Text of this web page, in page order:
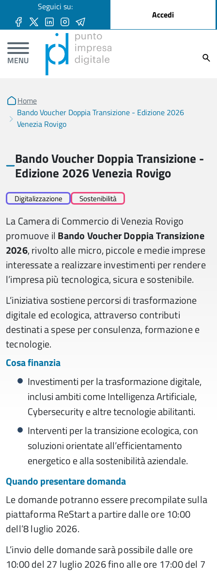
Seguici su: User account menu
Accedi
MENU
Home
Bando Voucher Doppia Transizione - Edizione 2026
Venezia Rovigo
Bando Voucher Doppia Transizione -
Edizione 2026 Venezia Rovigo
Digitalizzazione Sostenibilità
La Camera di Commercio di Venezia Rovigo
promuove il Bando Voucher Doppia Transizione
2026, rivolto alle micro, piccole e medie imprese
interessate a realizzare investimenti per rendere
l’impresa più tecnologica, sicura e sostenibile.
L’iniziativa sostiene percorsi di trasformazione
digitale ed ecologica, attraverso contributi
destinati a spese per consulenza, formazione e
tecnologie.
Cosa finanzia
Investimenti per la trasformazione digitale,
inclusi ambiti come Intelligenza Artificiale,
Cybersecurity e altre tecnologie abilitanti.
Interventi per la transizione ecologica, con
soluzioni orientate all’efficientamento
energetico e alla sostenibilità aziendale.
Quando presentare domanda
Le domande potranno essere precompilate sulla
piattaforma ReStart a partire dalle ore 10:00
dell’8 luglio 2026.
L’invio delle domande sarà possibile dalle ore
10:00 del 27 luglio 2026 fino alle ore 17:00 del 7